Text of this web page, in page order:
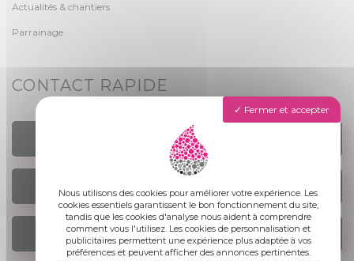
Actualités & chantiers
Parrainage
CONTACT RAPIDE
TROUVER UN AGENCE
NOUS REJOINDRE
Fermer et accepter
Nous utilisons des cookies pour améliorer votre expérience. Les
cookies essentiels garantissent le bon fonctionnement du site,
tandis que les cookies d'analyse nous aident à comprendre
comment vous l'utilisez. Les cookies de personnalisation et
publicitaires permettent une expérience plus adaptée à vos
préférences et peuvent afficher des annonces pertinentes.